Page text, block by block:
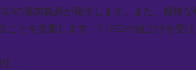
の追加負担が発生します。また、厳格
ことを提案します。7 USDの値上げを受
】: